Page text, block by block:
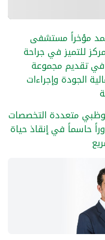
مؤخراً مستشفى
للتميز في جراحة
في تقديم مجموعة
الجودة وإجراءات
متعددة التخصصات
حاسماً في إنقاذ حياة